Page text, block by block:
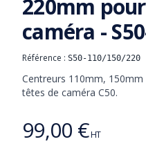
220mm
caméra -
Référence : S50-110/150/220
Informations produit
Description
Centreurs 110mm,
têtes de caméra C50.
Prix
99,00 €HT